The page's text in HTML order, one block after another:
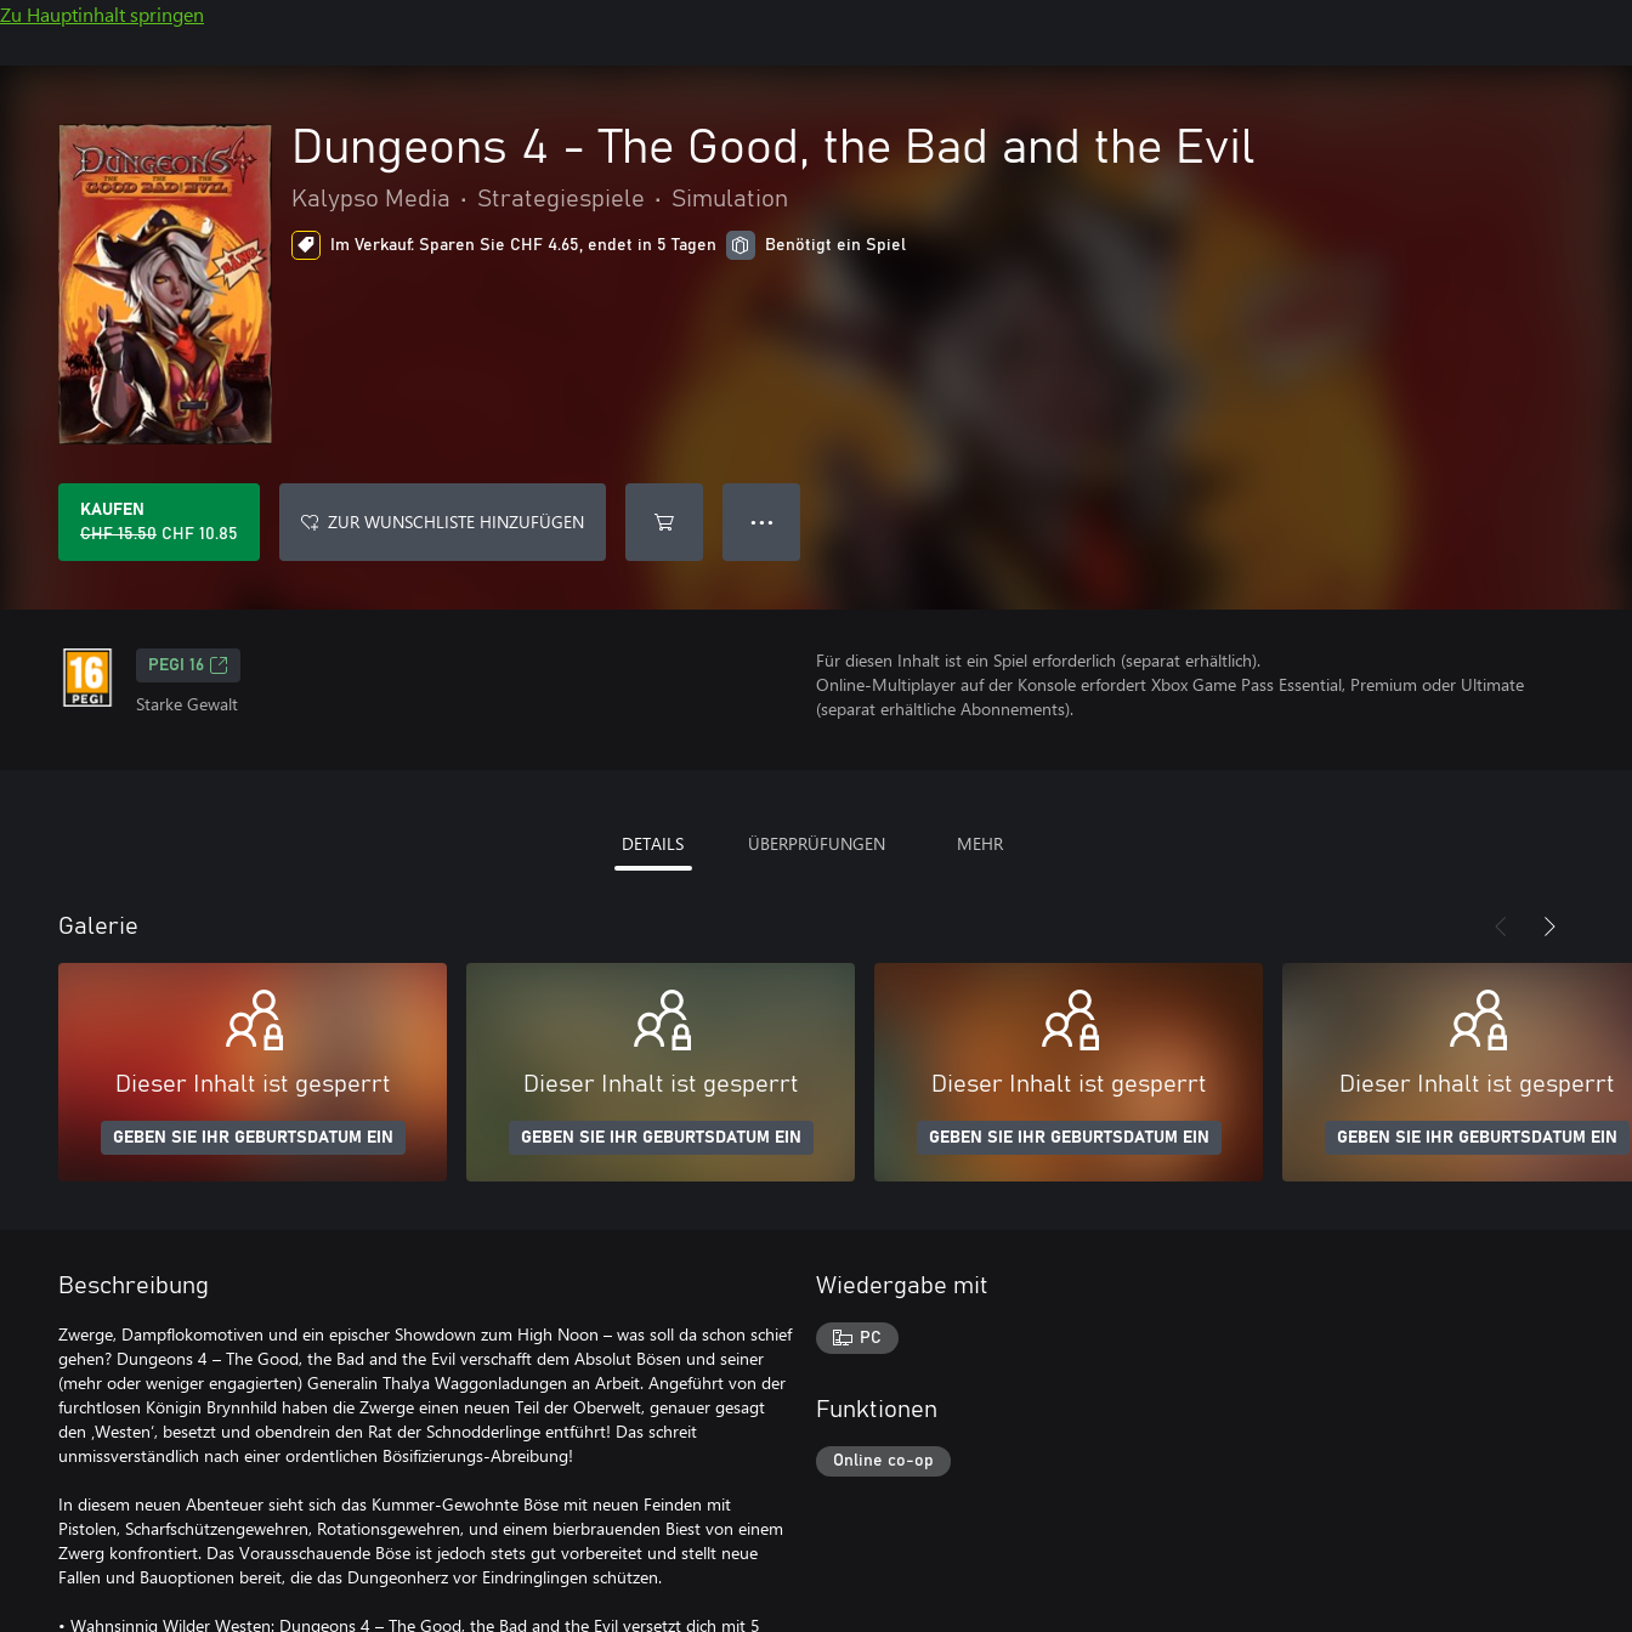
Zu Hauptinhalt springen
Dungeons 4 - The Good, the Bad and the Evil
Kalypso Media • Strategiespiele • Simulation
Im Verkauf: Sparen Sie CHF 4.65, endet in 5 Tagen Benötigt ein Spiel
KAUFEN
CHF 15.50 CHF 10.85
ZUR WUNSCHLISTE HINZUFÜGEN ● ● ●
PEGI 16
Starke Gewalt
Für diesen Inhalt ist ein Spiel erforderlich (separat erhältlich).
Online-Multiplayer auf der Konsole erfordert Xbox Game Pass Essential, Premium oder Ultimate
(separat erhältliche Abonnements).
DETAILS ÜBERPRÜFUNGEN MEHR
Galerie
Dieser Inhalt ist gesperrt
GEBEN SIE IHR GEBURTSDATUM EIN
Dieser Inhalt ist gesperrt
GEBEN SIE IHR GEBURTSDATUM EIN
Dieser Inhalt ist gesperrt
GEBEN SIE IHR GEBURTSDATUM EIN
Dieser Inhalt ist gesperrt
GEBEN SIE IHR GEBURTSDATUM EIN
Beschreibung
Zwerge, Dampflokomotiven und ein epischer Showdown zum High Noon – was soll da schon schief
gehen? Dungeons 4 – The Good, the Bad and the Evil verschafft dem Absolut Bösen und seiner
(mehr oder weniger engagierten) Generalin Thalya Waggonladungen an Arbeit. Angeführt von der
furchtlosen Königin Brynnhild haben die Zwerge einen neuen Teil der Oberwelt, genauer gesagt
den ‚Westen‘, besetzt und obendrein den Rat der Schnodderlinge entführt! Das schreit
unmissverständlich nach einer ordentlichen Bösifizierungs-Abreibung!
In diesem neuen Abenteuer sieht sich das Kummer-Gewohnte Böse mit neuen Feinden mit
Pistolen, Scharfschützengewehren, Rotationsgewehren, und einem bierbrauenden Biest von einem
Zwerg konfrontiert. Das Vorausschauende Böse ist jedoch stets gut vorbereitet und stellt neue
Fallen und Bauoptionen bereit, die das Dungeonherz vor Eindringlingen schützen.
• Wahnsinnig Wilder Westen: Dungeons 4 – The Good, the Bad and the Evil versetzt dich mit 5
Wiedergabe mit
PC
Funktionen
Online co-op